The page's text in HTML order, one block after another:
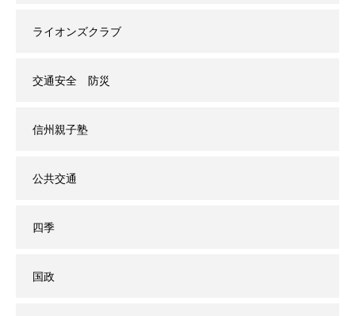
ライオンズクラブ
交通安全 防災
信州親子塾
公共交通
四季
国政